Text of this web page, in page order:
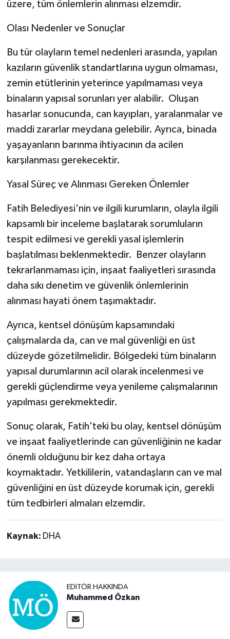
üzere, tüm önlemlerin alınması elzemdir.
Olası Nedenler ve Sonuçlar
Bu tür olayların temel nedenleri arasında, yapılan
kazıların güvenlik standartlarına uygun olmaması,
zemin etütlerinin yeterince yapılmaması veya
binaların yapısal sorunları yer alabilir. Oluşan
hasarlar sonucunda, can kayıpları, yaralanmalar ve
maddi zararlar meydana gelebilir. Ayrıca, binada
yaşayanların barınma ihtiyacının da acilen
karşılanması gerekecektir.
Yasal Süreç ve Alınması Gereken Önlemler
Fatih Belediyesi'nin ve ilgili kurumların, olayla ilgili
kapsamlı bir inceleme başlatarak sorumluların
tespit edilmesi ve gerekli yasal işlemlerin
başlatılması beklenmektedir. Benzer olayların
tekrarlanmaması için, inşaat faaliyetleri sırasında
daha sıkı denetim ve güvenlik önlemlerinin
alınması hayati önem taşımaktadır.
Ayrıca, kentsel dönüşüm kapsamındaki
çalışmalarda da, can ve mal güvenliği en üst
düzeyde gözetilmelidir. Bölgedeki tüm binaların
yapısal durumlarının acil olarak incelenmesi ve
gerekli güçlendirme veya yenileme çalışmalarının
yapılması gerekmektedir.
Sonuç olarak, Fatih'teki bu olay, kentsel dönüşüm
ve inşaat faaliyetlerinde can güvenliğinin ne kadar
önemli olduğunu bir kez daha ortaya
koymaktadır. Yetkililerin, vatandaşların can ve mal
güvenliğini en üst düzeyde korumak için, gerekli
tüm tedbirleri almaları elzemdir.
Kaynak: DHA
EDITÖR HAKKINDA
Muhammed Özkan